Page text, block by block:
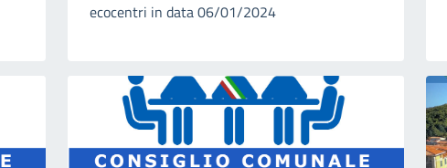
ecocentri in data 06/01/2024